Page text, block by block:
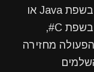
בשפת Java או
בשפת C#,
מחזירה